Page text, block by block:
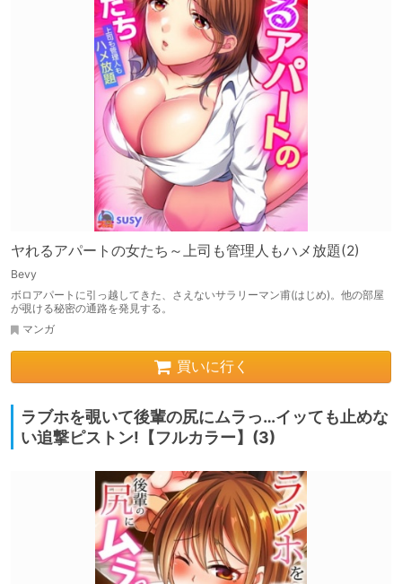
ヤれるアパートの女たち～上司も管理人もハメ放題(2)
Bevy
ボロアパートに引っ越してきた、さえないサラリーマン甫(はじめ)。他の部屋
が覗ける秘密の通路を発見する。
マンガ
買いに行く
ラブホを覗いて後輩の尻にムラっ…イッても止めな
い追撃ピストン!【フルカラー】(3)